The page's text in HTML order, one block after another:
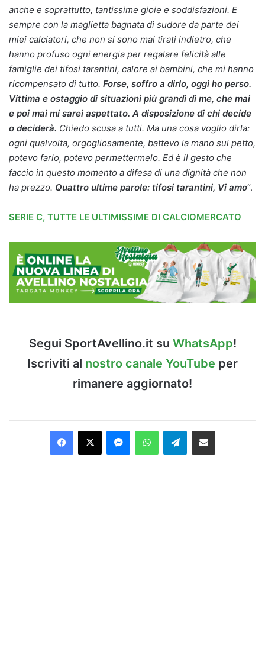
anche e soprattutto, tantissime gioie e soddisfazioni. E
sempre con la maglietta bagnata di sudore da parte dei
miei calciatori, che non si sono mai tirati indietro, che
hanno profuso ogni energia per regalare felicità alle
famiglie dei tifosi tarantini, calore ai bambini, che mi hanno
ricompensato di tutto. Forse, soffro a dirlo, oggi ho perso.
Vittima e ostaggio di situazioni più grandi di me, che mai
e poi mai mi sarei aspettato. A disposizione di chi decide
o deciderà. Chiedo scusa a tutti. Ma una cosa voglio dirla:
ogni qualvolta, orgogliosamente, battevo la mano sul petto,
potevo farlo, potevo permettermelo. Ed è il gesto che
faccio in questo momento a difesa di una dignità che non
ha prezzo. Quattro ultime parole: tifosi tarantini, Vi amo“.
SERIE C, TUTTE LE ULTIMISSIME DI CALCIOMERCATO
Segui SportAvellino.it su WhatsApp!
Iscriviti al nostro canale YouTube per
rimanere aggiornato!
Facebook
X MessengerWhatsAppTelegramCondividi via Email